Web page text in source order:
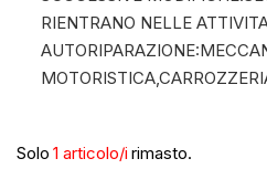
RIENTRANO NELLE
Solo 1 articolo/i rimasto.